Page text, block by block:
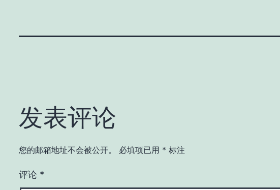
发表评论
您的邮箱地址不会被公开。 必填项已用 * 标注
评论 *